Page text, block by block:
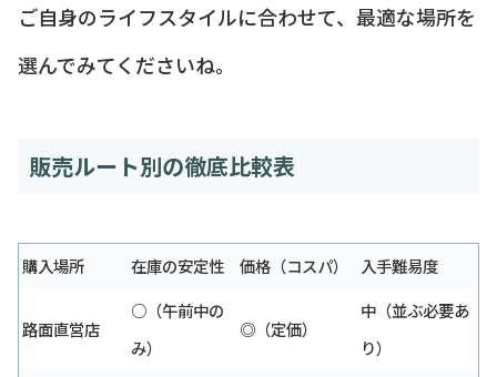
ご自身のライフスタイルに合わせて、最適な場所を
選んでみてくださいね。
販売ルート別の徹底比較表
購入場所 在庫の安定性 価格（コスパ） 入手難易度
路面直営店
○（午前中の
み）
◎（定価）
中（並ぶ必要あ
り）